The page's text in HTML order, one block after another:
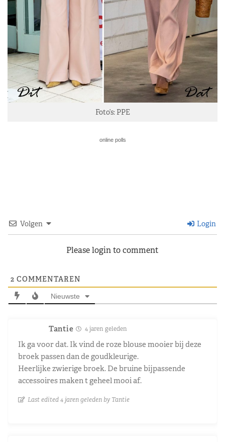
Foto’s: PPE
online polls
Volgen Login
Please login to comment
2 COMMENTAREN
Nieuwste
Tantie 4 jaren geleden
Ik ga voor dat. Ik vind de roze blouse mooier bij deze
broek passen dan de goudkleurige.
Heerlijke zwierige broek. De bruine bijpassende
accessoires maken t geheel mooi af.
Last edited 4 jaren geleden by Tantie